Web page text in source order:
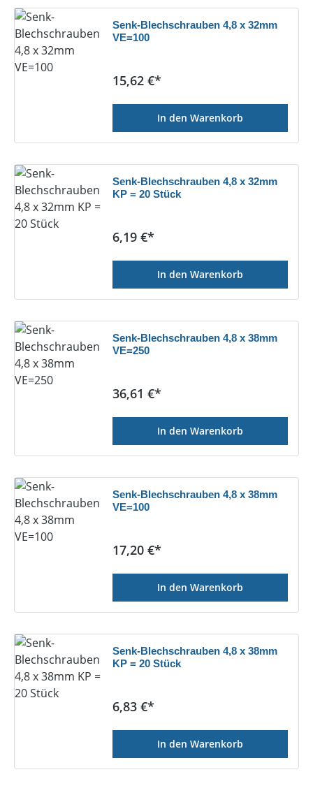
Senk-Blechschrauben 4,8 x 32mm
VE=100
Regulärer Preis:
15,62 €*
In den Warenkorb
Senk-Blechschrauben 4,8 x 32mm
KP = 20 Stück
Regulärer Preis:
6,19 €*
In den Warenkorb
Senk-Blechschrauben 4,8 x 38mm
VE=250
Regulärer Preis:
36,61 €*
In den Warenkorb
Senk-Blechschrauben 4,8 x 38mm
VE=100
Regulärer Preis:
17,20 €*
In den Warenkorb
Senk-Blechschrauben 4,8 x 38mm
KP = 20 Stück
Regulärer Preis:
6,83 €*
In den Warenkorb